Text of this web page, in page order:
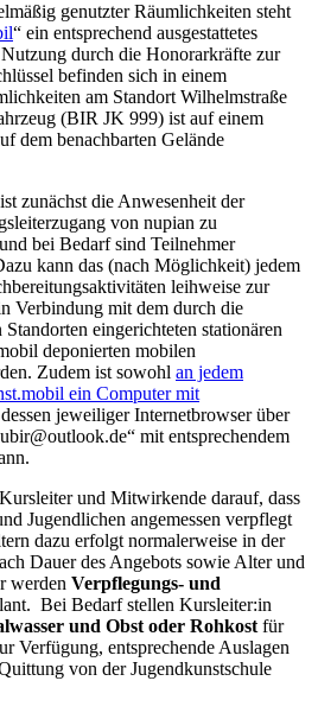
genutzter Räumlichkeiten steht
“ ein entsprechend ausgestattetes
durch die Honorarkräfte zur
befinden sich in einem
am Standort Wilhelmstraße
(BIR JK 999) ist auf einem
dem benachbarten Gelände
zunächst die Anwesenheit der
von nupian zu
bei Bedarf sind Teilnehmer
kann das (nach Möglichkeit) jedem
leihweise zur
Verbindung mit dem durch die
eingerichteten stationären
deponierten mobilen
Zudem ist sowohl an jedem
ein Computer mit
jeweiliger Internetbrowser über
mit entsprechendem
und Mitwirkende darauf, dass
Jugendlichen angemessen verpflegt
dazu erfolgt normalerweise in der
Dauer des Angebots sowie Alter und
werden Verpflegungs- und
Bei Bedarf stellen Kursleiter:in
und Obst oder Rohkost für
Verfügung, entsprechende Auslagen
von der Jugendkunstschule